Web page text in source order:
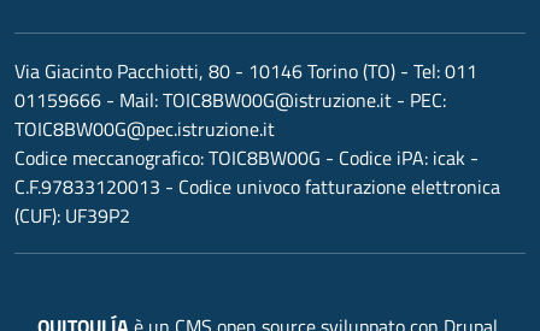
Via Giacinto Pacchiotti, 80 - 10146 Torino (TO) - Tel:011
01159666 - Mail:TOIC8BW00G@istruzione.it - PEC:
TOIC8BW00G@pec.istruzione.it
Codice meccanografico:TOIC8BW00G - Codice iPA: icak -
C.F.97833120013 - Codice univoco fatturazione elettronica
(CUF): UF39P2